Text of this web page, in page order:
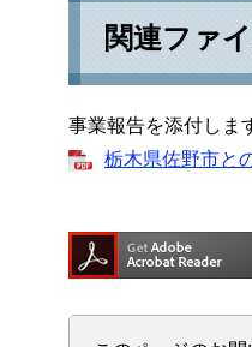
関連ファ
事業報告を添付しま
栃木県佐野市と